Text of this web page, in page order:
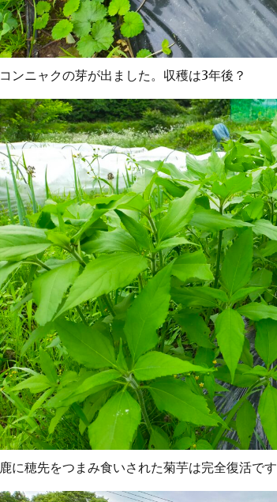
コンニャクの芽が出ました。収穫は3年後？
鹿に穂先をつまみ食いされた菊芋は完全復活です